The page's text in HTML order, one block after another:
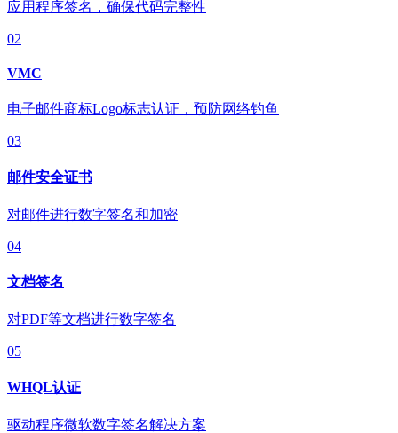
应用程序签名，确保代码完整性
02
VMC
电子邮件商标Logo标志认证，预防网络钓鱼
03
邮件安全证书
对邮件进行数字签名和加密
04
文档签名
对PDF等文档进行数字签名
05
WHQL认证
驱动程序微软数字签名解决方案